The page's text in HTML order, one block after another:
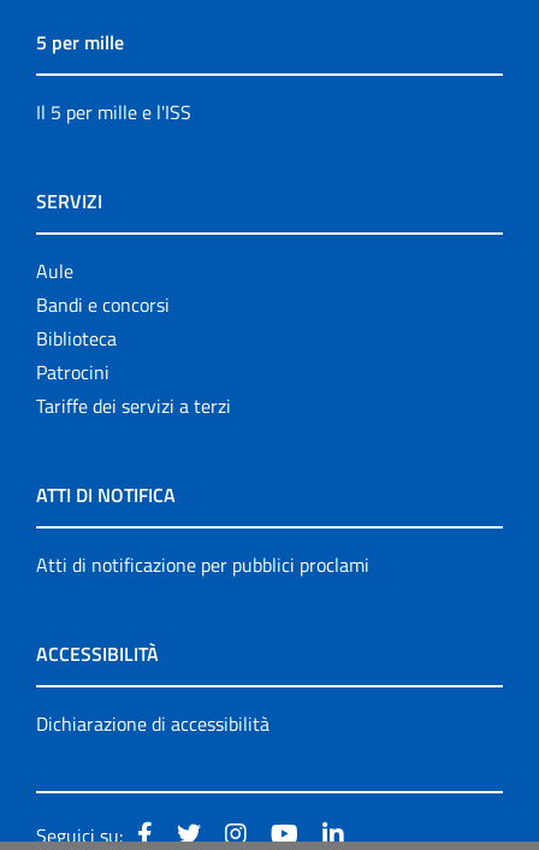
5 per mille
Il 5 per mille e l'ISS
SERVIZI
Aule
Bandi e concorsi
Biblioteca
Patrocini
Tariffe dei servizi a terzi
ATTI DI NOTIFICA
Atti di notificazione per pubblici proclami
ACCESSIBILITÀ
Dichiarazione di accessibilità
Seguici su: